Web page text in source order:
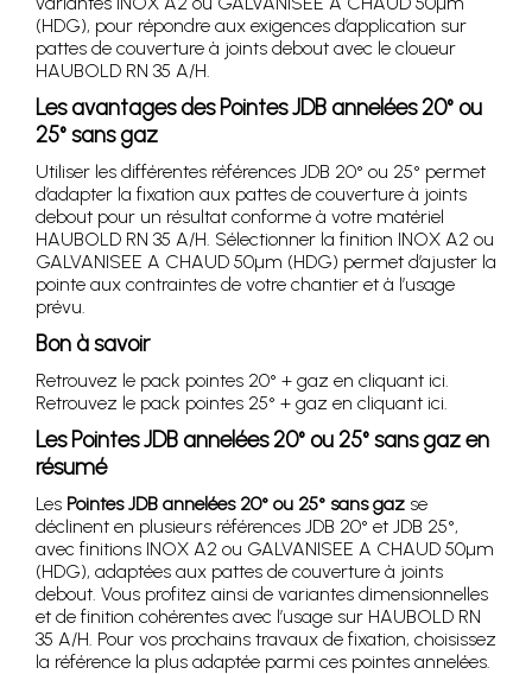
(HDG), pour répondre aux exigences d’application sur
pattes de couverture à joints debout avec le cloueur
HAUBOLD RN 35 A/H.
Les avantages des Pointes JDB annelées 20° ou
25° sans gaz
Utiliser les différentes références JDB 20° ou 25° permet
d’adapter la fixation aux pattes de couverture à joints
debout pour un résultat conforme à votre matériel
HAUBOLD RN 35 A/H. Sélectionner la finition INOX A2 ou
GALVANISEE A CHAUD 50µm (HDG) permet d’ajuster la
pointe aux contraintes de votre chantier et à l’usage
prévu.
Bon à savoir
Retrouvez le pack pointes 20° + gaz en cliquant ici.
Retrouvez le pack pointes 25° + gaz en cliquant ici.
Les Pointes JDB annelées 20° ou 25° sans gaz en
résumé
Les Pointes JDB annelées 20° ou 25° sans gaz se
déclinent en plusieurs références JDB 20° et JDB 25°,
avec finitions INOX A2 ou GALVANISEE A CHAUD 50µm
(HDG), adaptées aux pattes de couverture à joints
debout. Vous profitez ainsi de variantes dimensionnelles
et de finition cohérentes avec l’usage sur HAUBOLD RN
35 A/H. Pour vos prochains travaux de fixation, choisissez
la référence la plus adaptée parmi ces pointes annelées.